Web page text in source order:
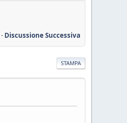
- Discussione Successiva
STAMPA